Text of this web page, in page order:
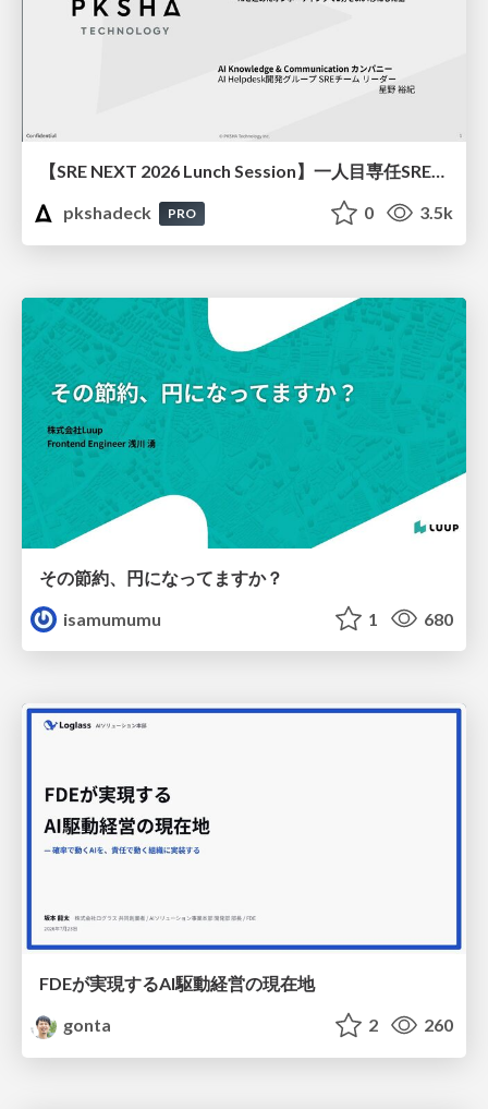
【SRE NEXT 2026 Lunch Session】一人目専任SREの立ち上げを加速する ― AIと進めたオンボーディングで2分を0.04秒にした話
pkshadeck
PRO 0 3.5k
その節約、円になってますか？
isamumumu
1 680
FDEが実現するAI駆動経営の現在地
gonta
2 260